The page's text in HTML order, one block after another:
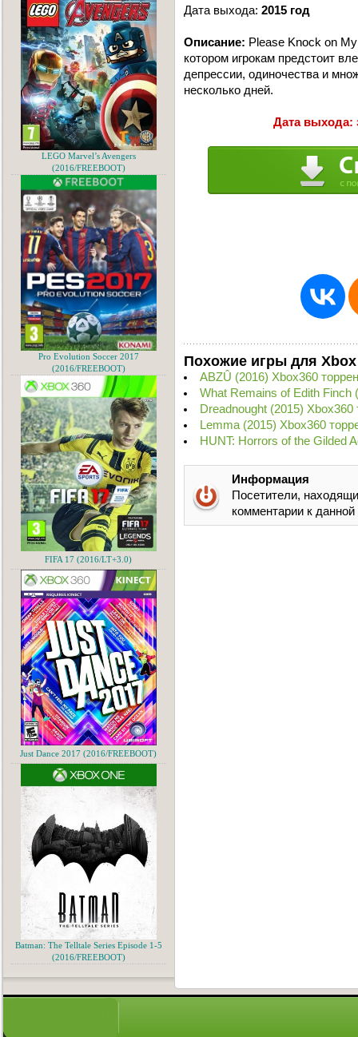
Дата выхода: 2015 год
Описание: Please Knock on
котором игрокам предстоит
депрессии, одиночества и
несколько дней.
Дата выхода:
Похожие игры для Xbox
ABZÛ (2016) Xbox360
What Remains of Edith Finch
Dreadnought (2015) Xbox360
Lemma (2015) Xbox360
HUNT: Horrors of the Gilded
Информация
Посетители,
комментарии к
LEGO Marvel’s Avengers
(2016/FREEBOOT)
Pro Evolution Soccer 2017
(2016/FREEBOOT)
FIFA 17 (2016/LT+3.0)
Just Dance 2017 (2016/FREEBOOT)
Batman: The Telltale Series Episode 1-5
(2016/FREEBOOT)